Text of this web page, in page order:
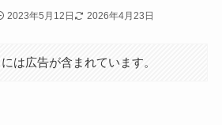
2023年5月12日 2026年4月23日
は広告が含まれています。